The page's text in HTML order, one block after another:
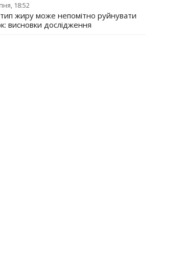
18:52
жиру може непомітно руйнувати
висновки дослідження